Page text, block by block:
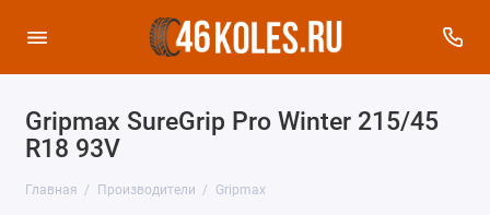
Gripmax SureGrip Pro Winter 215/45
R18 93V
Главная Производители Gripmax